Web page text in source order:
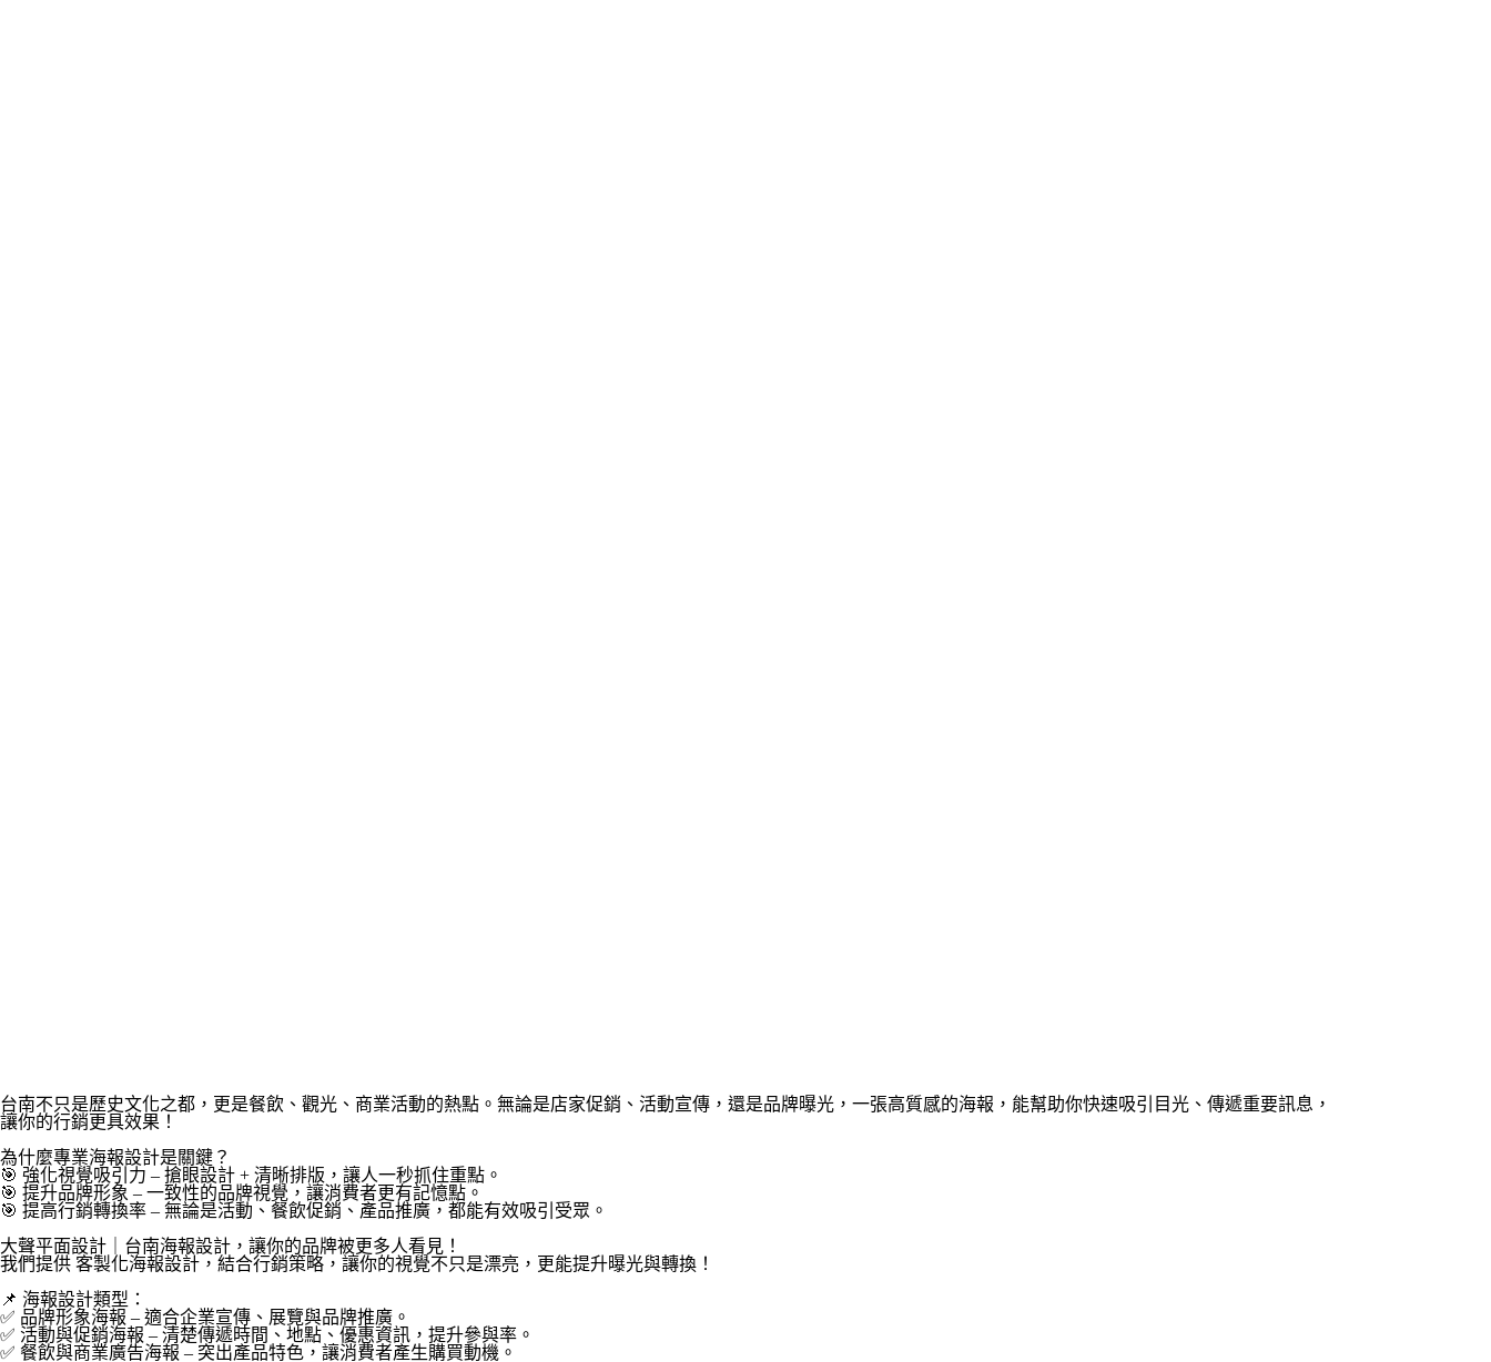
台南不只是歷史文化之都，更是餐飲、觀光、商業活動的熱點。無論是店家促銷、活動宣傳，還是品牌曝光，一張高質感的海報，能幫助你快速吸引目光、傳遞重要訊息，
讓你的行銷更具效果！
為什麼專業海報設計是關鍵？
🎯 強化視覺吸引力 – 搶眼設計 + 清晰排版，讓人一秒抓住重點。
🎯 提升品牌形象 – 一致性的品牌視覺，讓消費者更有記憶點。
🎯 提高行銷轉換率 – 無論是活動、餐飲促銷、產品推廣，都能有效吸引受眾。
大聲平面設計｜台南海報設計，讓你的品牌被更多人看見！
我們提供 客製化海報設計，結合行銷策略，讓你的視覺不只是漂亮，更能提升曝光與轉換！
📌 海報設計類型：
✅ 品牌形象海報 – 適合企業宣傳、展覽與品牌推廣。
✅ 活動與促銷海報 – 清楚傳遞時間、地點、優惠資訊，提升參與率。
✅ 餐飲與商業廣告海報 – 突出產品特色，讓消費者產生購買動機。